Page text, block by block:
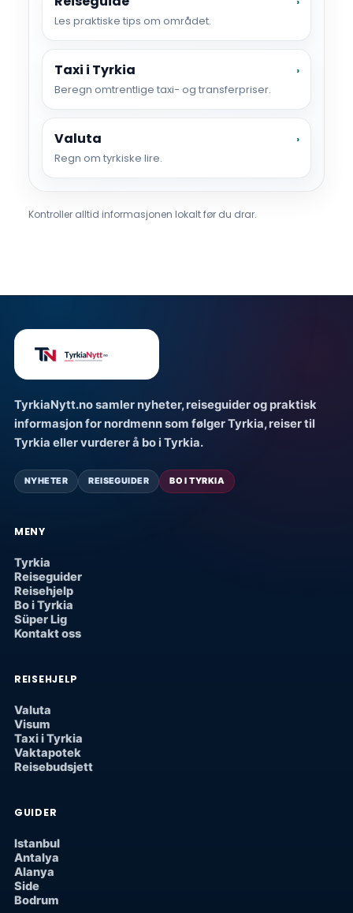
Les praktiske tips om området.
Taxi i Tyrkia
Beregn omtrentlige taxi- og transferpriser.
›
Valuta
Regn om tyrkiske lire.
›
Kontroller alltid informasjonen lokalt før du drar.
TyrkiaNytt.no samler nyheter, reiseguider og praktisk
informasjon for nordmenn som følger Tyrkia, reiser til
Tyrkia eller vurderer å bo i Tyrkia.
NYHETER REISEGUIDER BO I TYRKIA
MENY
Tyrkia
Reiseguider
Reisehjelp
Bo i Tyrkia
Süper Lig
Kontakt oss
REISEHJELP
Valuta
Visum
Taxi i Tyrkia
Vaktapotek
Reisebudsjett
GUIDER
Istanbul
Antalya
Alanya
Side
Bodrum